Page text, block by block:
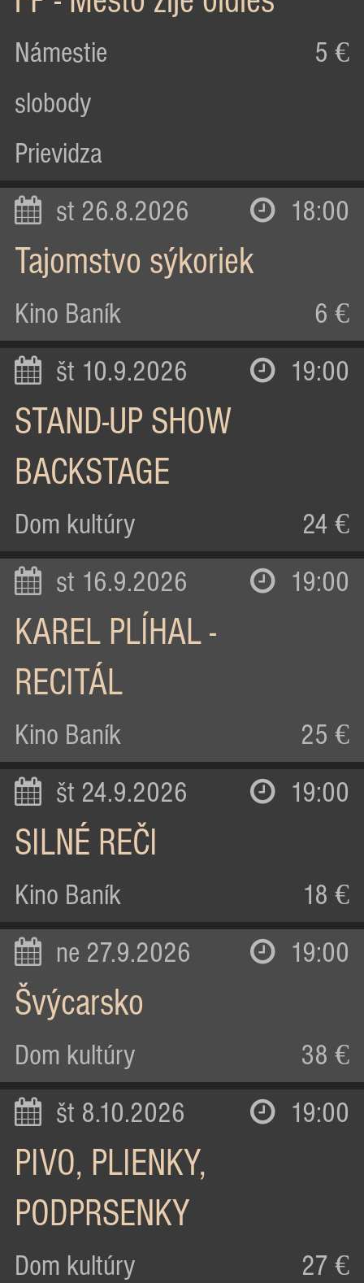
Námestie
slobody
Prievidza
5 €
st 26.8.2026 18:00
Tajomstvo sýkoriek
Kino Baník 6 €
št 10.9.2026 19:00
STAND-UP SHOW
BACKSTAGE
Dom kultúry 24 €
st 16.9.2026 19:00
KAREL PLÍHAL -
RECITÁL
Kino Baník 25 €
št 24.9.2026 19:00
SILNÉ REČI
Kino Baník 18 €
ne 27.9.2026 19:00
Švýcarsko
Dom kultúry 38 €
št 8.10.2026 19:00
PIVO, PLIENKY,
PODPRSENKY
Dom kultúry 27 €